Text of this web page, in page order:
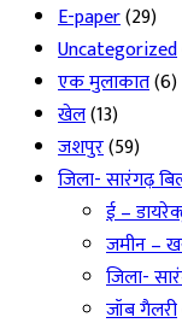
E-paper(29)
Uncategorized
एक मुलाकात(6)
खेल(13)
जशपुर(59)
जिला- सारंगढ़
ई –
जमीन –
जिला-
जॉब गैलरी